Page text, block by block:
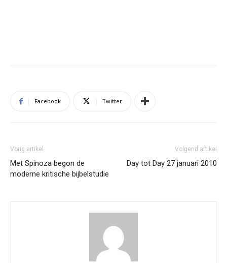
Facebook Twitter
Vorig artikel
Met Spinoza begon de
moderne kritische bijbelstudie
Volgend artikel
Day tot Day 27 januari 2010